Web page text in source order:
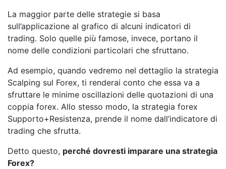
La maggior parte delle strategie si basa
sull’applicazione al grafico di alcuni indicatori di
trading. Solo quelle più famose, invece, portano il
nome delle condizioni particolari che sfruttano.
Ad esempio, quando vedremo nel dettaglio la strategia
Scalping sul Forex, ti renderai conto che essa va a
sfruttare le minime oscillazioni delle quotazioni di una
coppia forex. Allo stesso modo, la strategia forex
Supporto+Resistenza, prende il nome dall’indicatore di
trading che sfrutta.
Detto questo, perché dovresti imparare una strategia
Forex?